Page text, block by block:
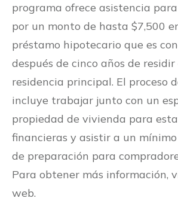
programa ofrece asistencia
por un monto de hasta $7,500
préstamo hipotecario que es
después de cinco años de
residencia principal. El proceso
incluye trabajar junto con un
propiedad de vivienda para
financieras y asistir a un
de preparación para
Para obtener más información,
web.